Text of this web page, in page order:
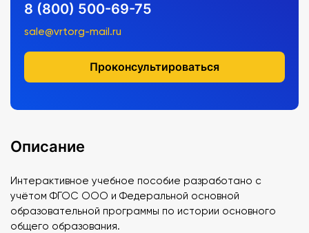
8 (800) 500-69-75
sale@vrtorg-mail.ru
Проконсультироваться
Описание
Интерактивное учебное пособие разработано с
учётом ФГОС ООО и Федеральной основной
образовательной программы по истории основного
общего образования.